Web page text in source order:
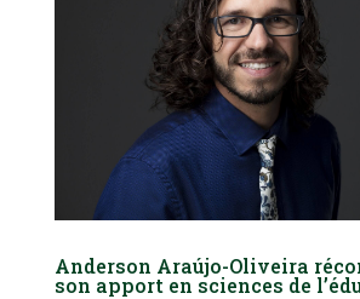
Anderson Araújo-Oliveira
son apport en sciences de